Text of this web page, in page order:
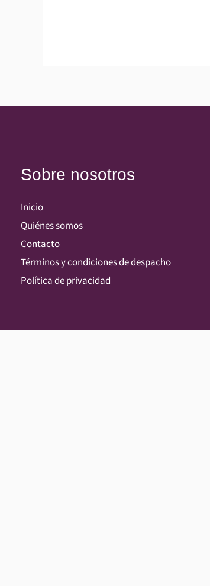
Sobre nosotros
Inicio
Quiénes somos
Contacto
Términos y condiciones de despacho
Política de privacidad